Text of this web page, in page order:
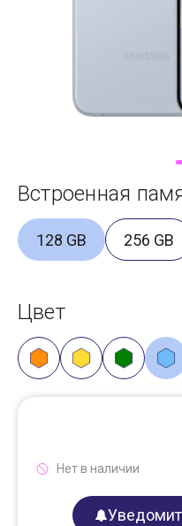
Встроенная
128 GB 256 GB
Цвет
Нет в наличии